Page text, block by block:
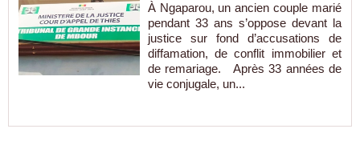
À Ngaparou, un ancien couple marié
pendant 33 ans s’oppose devant la
justice sur fond d’accusations de
diffamation, de conflit immobilier et
de remariage. Après 33 années de
vie conjugale, un...